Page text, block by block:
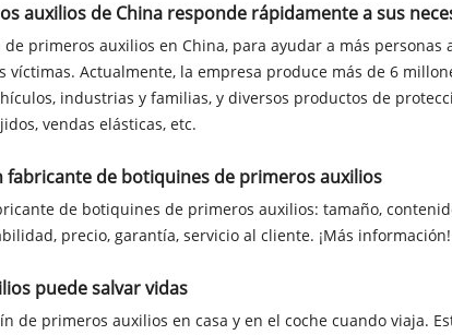
auxilios de China responde rápidamente a sus
primeros auxilios en China, para ayudar a más personas
Actualmente, la empresa produce más de 6
industrias y familias, y diversos productos de
vendas elásticas, etc.
fabricante de botiquines de primeros auxilios
de botiquines de primeros auxilios: tamaño,
precio, garantía, servicio al cliente. ¡Más información!
puede salvar vidas
de primeros auxilios en casa y en el coche cuando viaja.